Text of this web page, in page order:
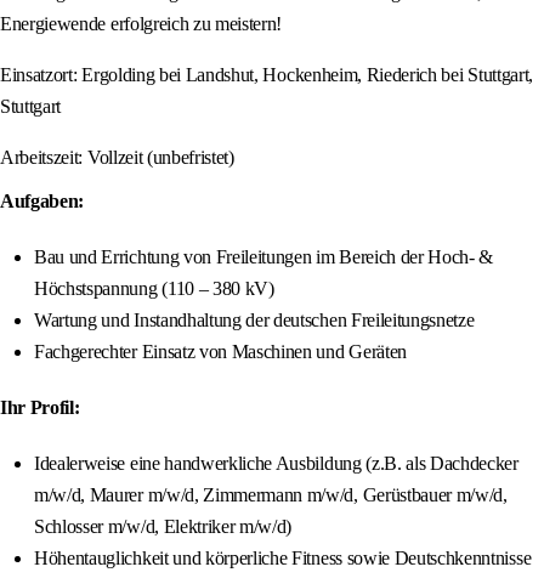
Energiewende erfolgreich zu meistern!
Einsatzort: Ergolding bei Landshut, Hockenheim, Riederich bei Stuttgart,
Stuttgart
Arbeitszeit: Vollzeit (unbefristet)
Aufgaben:
Bau und Errichtung von Freileitungen im Bereich der Hoch- &
Höchstspannung (110 – 380 kV)
Wartung und Instandhaltung der deutschen Freileitungsnetze
Fachgerechter Einsatz von Maschinen und Geräten
Ihr Profil:
Idealerweise eine handwerkliche Ausbildung (z.B. als Dachdecker
m/w/d, Maurer m/w/d, Zimmermann m/w/d, Gerüstbauer m/w/d,
Schlosser m/w/d, Elektriker m/w/d)
Höhentauglichkeit und körperliche Fitness sowie Deutschkenntnisse